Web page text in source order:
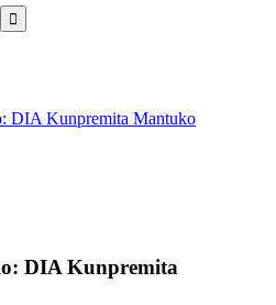
DIA Kunpremita Mantuko
DIA Kunpremita